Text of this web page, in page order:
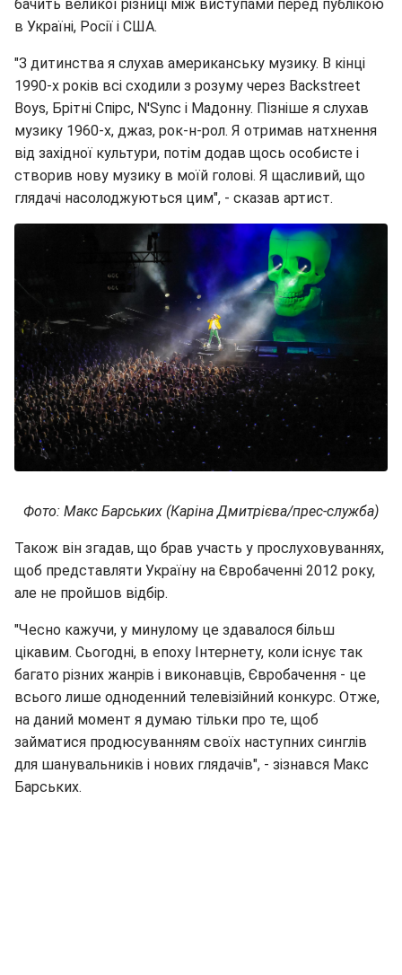
бачить великої різниці між виступами перед публікою
в Україні, Росії і США.
"З дитинства я слухав американську музику. В кінці
1990-х років всі сходили з розуму через Backstreet
Boys, Брітні Спірс, N'Sync і Мадонну. Пізніше я слухав
музику 1960-х, джаз, рок-н-рол. Я отримав натхнення
від західної культури, потім додав щось особисте і
створив нову музику в моїй голові. Я щасливий, що
глядачі насолоджуються цим", - сказав артист.
Фото: Макс Барських (Каріна Дмитрієва/прес-служба)
Також він згадав, що брав участь у прослуховуваннях,
щоб представляти Україну на Євробаченні 2012 року,
але не пройшов відбір.
"Чесно кажучи, у минулому це здавалося більш
цікавим. Сьогодні, в епоху Інтернету, коли існує так
багато різних жанрів і виконавців, Євробачення - це
всього лише одноденний телевізійний конкурс. Отже,
на даний момент я думаю тільки про те, щоб
займатися продюсуванням своїх наступних синглів
для шанувальників і нових глядачів", - зізнався Макс
Барських.